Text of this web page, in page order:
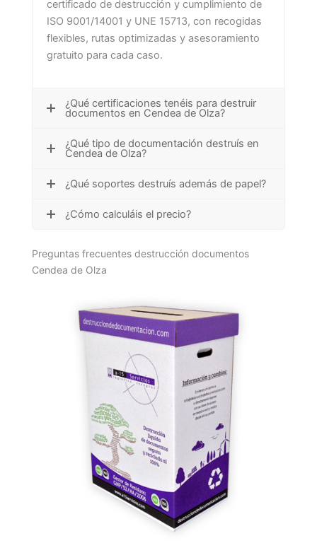
certificado de destrucción y cumplimiento de
ISO 9001/14001 y UNE 15713, con recogidas
flexibles, rutas optimizadas y asesoramiento
gratuito para cada caso.
¿Qué certificaciones tenéis para destruir
documentos en Cendea de Olza?
¿Qué tipo de documentación destruís en
Cendea de Olza?
¿Qué soportes destruís además de papel?
¿Cómo calculáis el precio?
Preguntas frecuentes destrucción documentos
Cendea de Olza